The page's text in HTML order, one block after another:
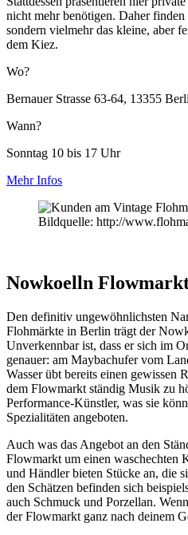
nicht mehr benötigen. Daher
sondern vielmehr das kleine, aber
dem Kiez.
Wo?
Bernauer Strasse 63-64, 13355
Wann?
Sonntag 10 bis 17 Uhr
Mehr Infos
Bildquelle: http://
Nowkoelln
Den definitiv ungewöhnlichsten
Flohmärkte in Berlin trägt der
Unverkennbar ist, dass er sich im
genauer: am Maybachufer vom
Wasser übt bereits einen gewissen
dem Flowmarkt ständig Musik zu
Performance-Künstler, was sie
Spezialitäten angeboten.
Auch was das Angebot an den
Flowmarkt um einen waschechten
und Händler bieten Stücke an, die
den Schätzen befinden sich
auch Schmuck und Porzellan.
der Flowmarkt ganz nach deinem